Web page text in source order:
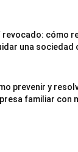
revocado: cómo
una
prevenir y
familiar con